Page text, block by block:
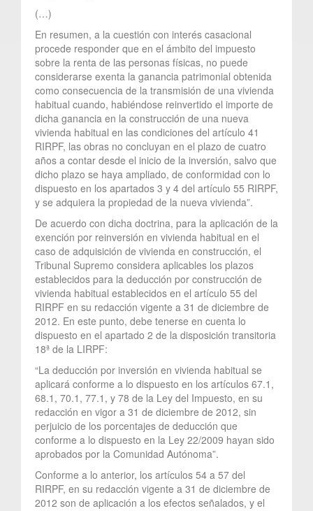
(…)
En resumen, a la cuestión con interés casacional
procede responder que en el ámbito del impuesto
sobre la renta de las personas físicas, no puede
considerarse exenta la ganancia patrimonial obtenida
como consecuencia de la transmisión de una vivienda
habitual cuando, habiéndose reinvertido el importe de
dicha ganancia en la construcción de una nueva
vivienda habitual en las condiciones del artículo 41
RIRPF, las obras no concluyan en el plazo de cuatro
años a contar desde el inicio de la inversión, salvo que
dicho plazo se haya ampliado, de conformidad con lo
dispuesto en los apartados 3 y 4 del artículo 55 RIRPF,
y se adquiera la propiedad de la nueva vivienda”.
De acuerdo con dicha doctrina, para la aplicación de la
exención por reinversión en vivienda habitual en el
caso de adquisición de vivienda en construcción, el
Tribunal Supremo considera aplicables los plazos
establecidos para la deducción por construcción de
vivienda habitual establecidos en el artículo 55 del
RIRPF en su redacción vigente a 31 de diciembre de
2012. En este punto, debe tenerse en cuenta lo
dispuesto en el apartado 2 de la disposición transitoria
18ª de la LIRPF:
“La deducción por inversión en vivienda habitual se
aplicará conforme a lo dispuesto en los artículos 67.1,
68.1, 70.1, 77.1, y 78 de la Ley del Impuesto, en su
redacción en vigor a 31 de diciembre de 2012, sin
perjuicio de los porcentajes de deducción que
conforme a lo dispuesto en la Ley 22/2009 hayan sido
aprobados por la Comunidad Autónoma”.
Conforme a lo anterior, los artículos 54 a 57 del
RIRPF, en su redacción vigente a 31 de diciembre de
2012 son de aplicación a los efectos señalados, y el